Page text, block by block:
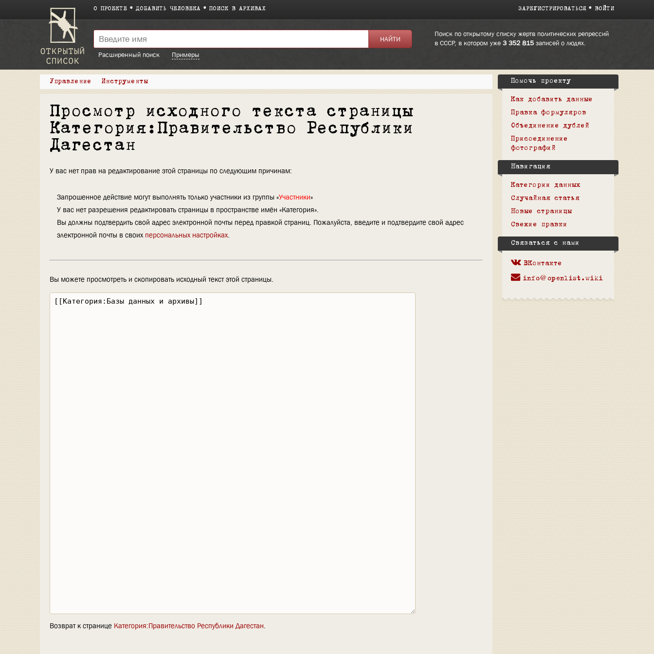
О ПРОЕКТЕ ДОБАВИТЬ ЧЕЛОВЕКА ПОИСК В АРХИВАХ ЗАРЕГИСТРИРОВАТЬСЯ ВОЙТИ
Поиск по открытому списку жертв политических репрессий
в СССР, в котором уже 3 352 815записей о людях.
Расширенный поиск
Примеры
Управление Инструменты
Просмотр исходного текста страницы
Категория:Правительство Республики
Дагестан
У вас нет прав на редактирование этой страницы по следующим причинам:
Запрошенное действие могут выполнять только участники из группы «Участники»
У вас нет разрешения редактировать страницы в пространстве имён «Категория».
Вы должны подтвердить свой адрес электронной почты перед правкой страниц. Пожалуйста, введите и подтвердите свой адрес
электронной почты в своих персональных настройках.
Вы можете просмотреть и скопировать исходный текст этой страницы.
Возврат к странице Категория:Правительство Республики Дагестан.
Помочь проекту
Как добавить данные
Правка формуляров
Объединение дублей
Присоединение
фотографий
Навигация
Категории данных
Случайная статья
Новые страницы
Свежие правки
Связаться с нами
ВКонтакте
info@openlist.wiki